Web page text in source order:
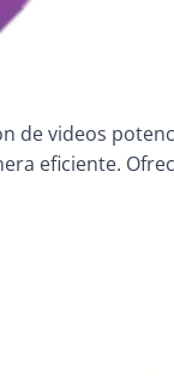
de videos
eficiente.